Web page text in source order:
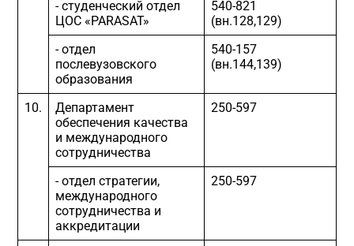
- студенческий отдел
ЦОС «PARASAT»
540-821
(вн.128,129)
- отдел
послевузовского
образования
540-157
(вн.144,139)
10.
Департамент
обеспечения качества
и международного
сотрудничества
250-597
- отдел стратегии,
международного
сотрудничества и
аккредитации
250-597